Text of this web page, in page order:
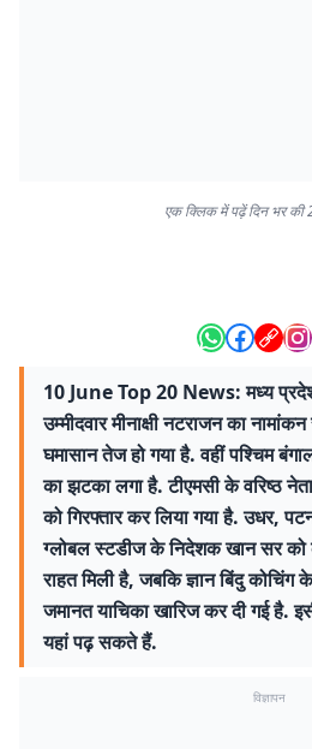
एक क्लिक में पढ़ें दिन भर की
10 June Top 20 News: मध्य
उम्मीदवार मीनाक्षी नटराजन का
घमासान तेज हो गया है. वहीं पश्चिम
का झटका लगा है. टीएमसी के वरिष्ठ
को गिरफ्तार कर लिया गया है. उधर,
ग्लोबल स्टडीज के निदेशक खान सर
राहत मिली है, जबकि ज्ञान बिंदु
जमानत याचिका खारिज कर दी गई है.
यहां पढ़ सकते हैं.
विज्ञापन